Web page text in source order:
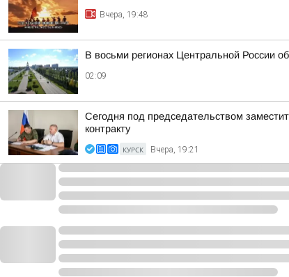
Вчера, 19:48
В восьми регионах Центральной России
02:09
Сегодня под председательством
контракту
КУРСК Вчера, 19:21